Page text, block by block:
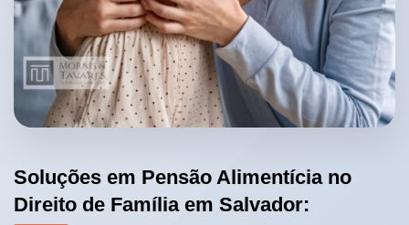
Soluções em Pensão Alimentícia no
Direito de Família em Salvador: